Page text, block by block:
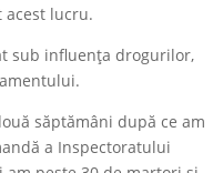
acest lucru.
sub influența drogurilor,
săptămâni după ce am
a Inspectoratului